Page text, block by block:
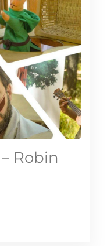
Robin